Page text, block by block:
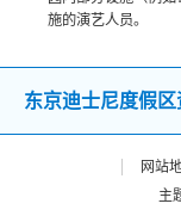
施的演艺人员。
东京迪士尼度假区
网站
主